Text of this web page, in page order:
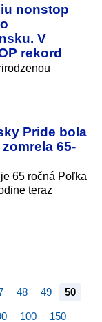
nonstop
V
rekord
Pride bola
65-
65 ročná Poľka
teraz
48 49 50
100 150